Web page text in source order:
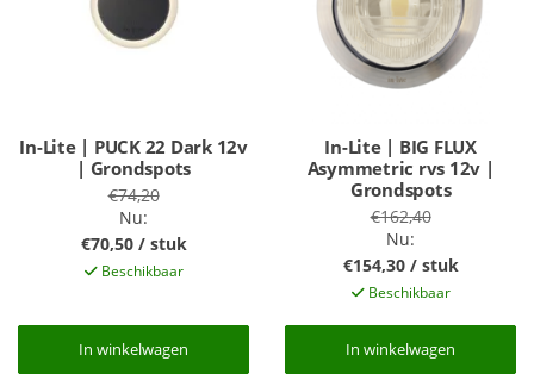
In-Lite | PUCK 22 Dark 12v
| Grondspots
€74,20
Nu:
€70,50 / stuk
Beschikbaar
In winkelwagen
In winkelwagen
In-Lite | BIG FLUX
Asymmetric rvs 12v |
Grondspots
€162,40
Nu:
€154,30 / stuk
Beschikbaar
In winkelwagen
In winkelwagen